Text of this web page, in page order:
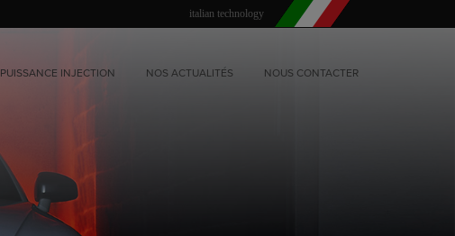
italian technology
PUISSANCE INJECTION NOS ACTUALITÉS NOUS CONTACTER